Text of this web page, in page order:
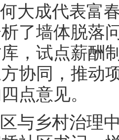
大成代表富
了墙体脱落
，试点薪酬
协同，推动
点意见。
与乡村治理